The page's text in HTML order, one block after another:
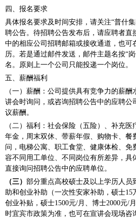
四、报名要求
具体报名要求及时间安排，请关注“普什
聘公告。待招聘公告发布后，请应聘者直
中的相应公司招聘邮箱或接收通道，也可
历。若是通过邮件发送，邮件主题名按“
名。原则上一个公司只能投递一个岗位。
五、薪酬福利
（一）薪酬：公司提供具有竞争力的薪
讲会时询问，或咨询招聘公告中的应聘公
议薪酬。
（二）福利：社会保险（五险）、补充
年金，周末双休、带薪年假、购物卡、餐
问，电梯公寓、职工食堂、健康体检、免
容不同用工单位、不同岗位有所差异，具
直接询问招聘公告中的应聘单位。
（三） 部分重点高校硕士及以上学历人员
助和创业补助（一次性安家补助，硕士15
创业补贴，硕士1500元/月、博士2000元/
时宜宾市政策为准，也可在宣讲会现场咨